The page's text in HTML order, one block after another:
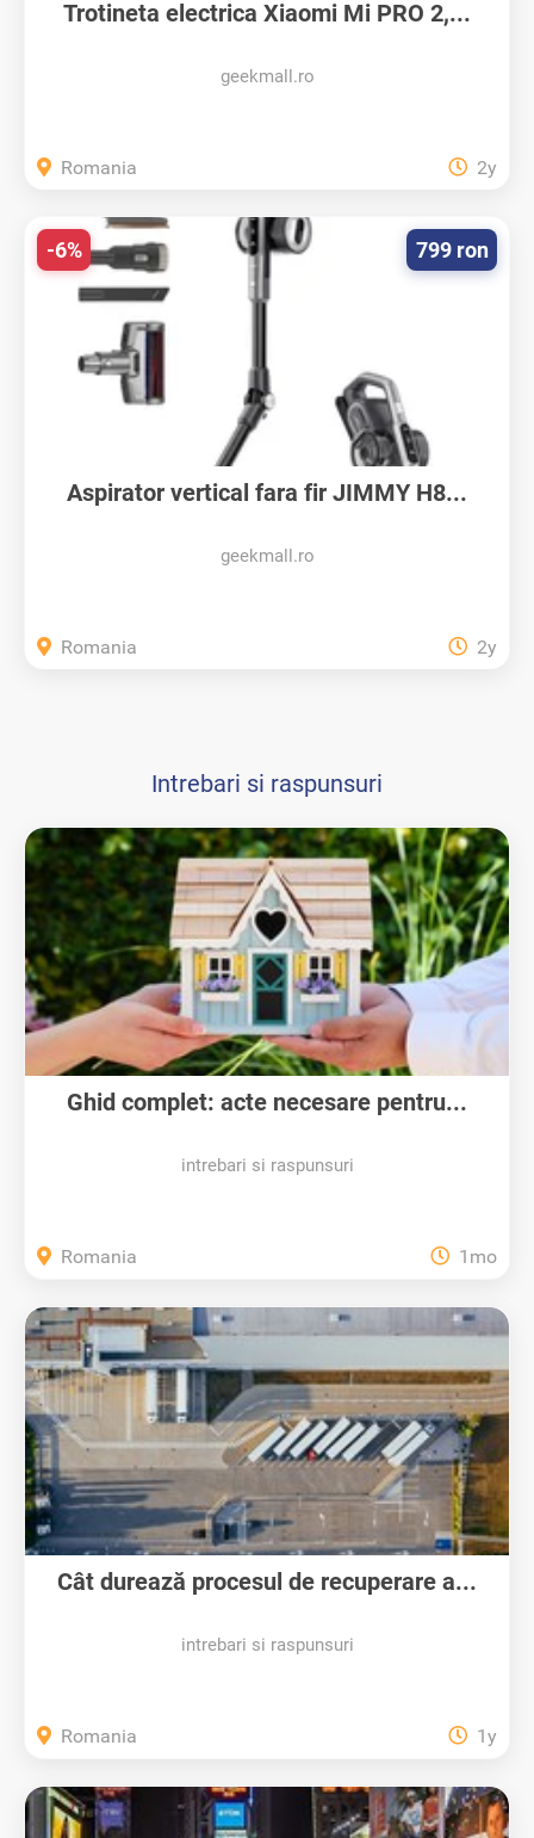
Trotineta electrica Xiaomi Mi PRO 2,...
geekmall.ro
Romania 2y
Aspirator vertical fara fir JIMMY H8...
geekmall.ro
799 ron
-6%
Romania 2y
Intrebari si raspunsuri
Ghid complet: acte necesare pentru...
intrebari si raspunsuri
Romania 1mo
Cât durează procesul de recuperare a...
intrebari si raspunsuri
Romania 1y